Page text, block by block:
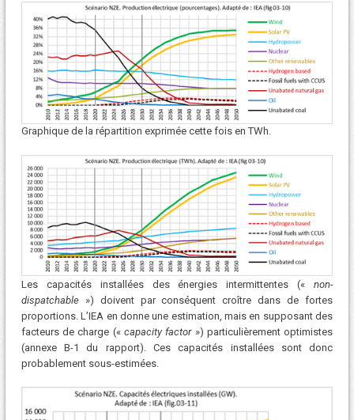
Graphique de la répartition exprimée cette fois en TWh.
Les capacités installées des énergies intermittentes («non-
dispatchable») doivent par conséquent croître dans de fortes
proportions. L’IEA en donne une estimation, mais en supposant des
facteurs de charge (« capacity factor») particulièrement optimistes
(annexe B-1 du rapport). Ces capacités installées sont donc
probablement sous-estimées.